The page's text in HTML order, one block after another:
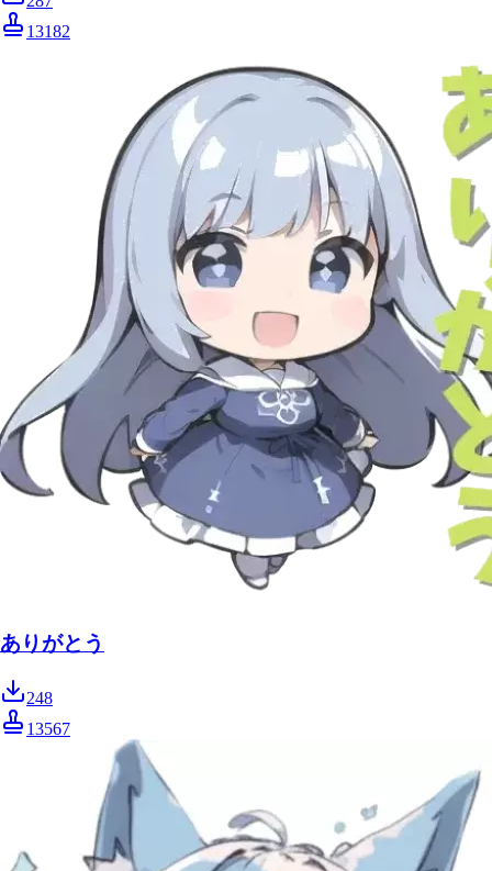
13182
ありがとう
248
13567